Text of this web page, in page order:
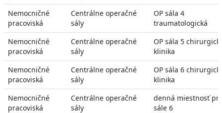
Nemocničné
pracoviská
Centrálne operačné
sály
OP sála 4
traumatologická
Nemocničné
pracoviská
Centrálne operačné
sály
OP sála 5
klinika
Nemocničné
pracoviská
Centrálne operačné
sály
OP sála 6
klinika
Nemocničné
pracoviská
Centrálne operačné
sály
denná miestnosť pri
sále 6